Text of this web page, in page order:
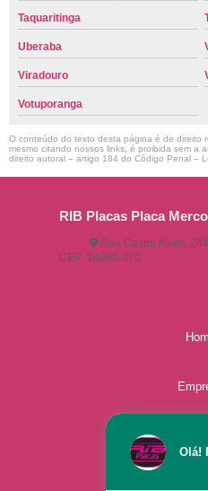
Taquaritinga
Uberaba
Viradouro
Votuporanga
O conteúdo do texto desta página é de direito
mesmo citando nossos links, é proibida sem a
direito autoral – artigo 184 do Código Penal –
RIB Placas Placa
Rua Castro Alves,
CEP: 14080-370
Olá!